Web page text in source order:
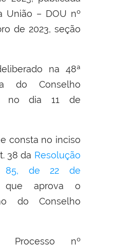
União – DOU nº
de 2023, seção
na 48ª
do Conselho
no dia 11 de
consta no inciso
38 da Resolução
85, de 22 de
aprova o
do Conselho
Processo nº